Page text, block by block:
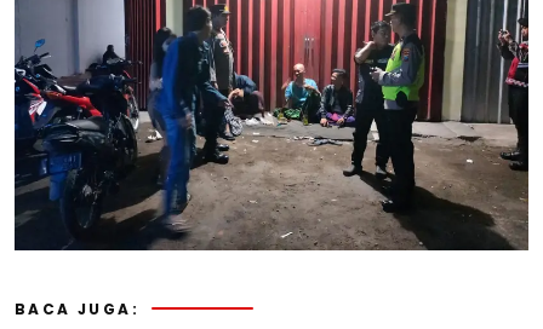
BACA JUGA: